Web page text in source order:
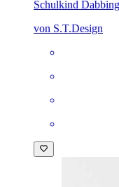
Schulkind
von S.T.Design